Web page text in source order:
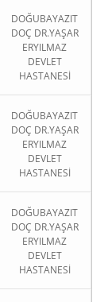
DOĞUBAYAZIT
DOÇ DR.YAŞAR
ERYILMAZ
DEVLET
HASTANESİ
DOĞUBAYAZIT
DOÇ DR.YAŞAR
ERYILMAZ
DEVLET
HASTANESİ
DOĞUBAYAZIT
DOÇ DR.YAŞAR
ERYILMAZ
DEVLET
HASTANESİ